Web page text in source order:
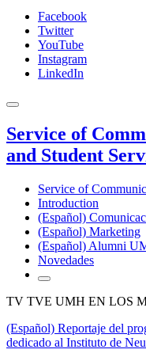
Facebook
Twitter
YouTube
Instagram
LinkedIn
Service of
and Student
Service of
Introduction
(Español)
(Español) Marketing
(Español) Alumni
Novedades
TV TVE UMH EN LOS
(Español) Reportaje del
dedicado al Instituto de